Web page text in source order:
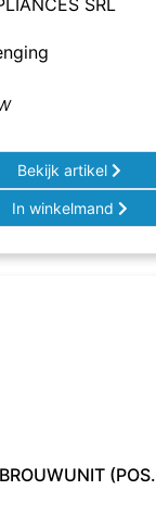
SRL
Bekijk artikel
In winkelmand
(POS.